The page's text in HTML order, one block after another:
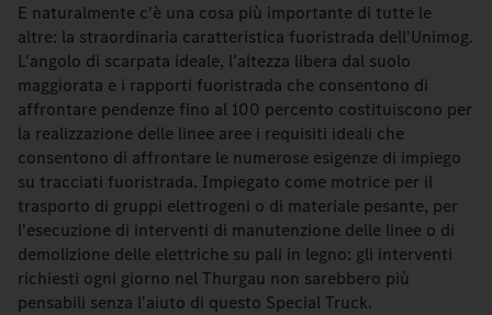
E naturalmente c'è una cosa più importante di tutte le
altre: la straordinaria caratteristica fuoristrada dell'Unimog.
L'angolo di scarpata ideale, l'altezza libera dal suolo
maggiorata e i rapporti fuoristrada che consentono di
affrontare pendenze fino al 100 percento costituiscono per
la realizzazione delle linee aree i requisiti ideali che
consentono di affrontare le numerose esigenze di impiego
su tracciati fuoristrada. Impiegato come motrice per il
trasporto di gruppi elettrogeni o di materiale pesante, per
l'esecuzione di interventi di manutenzione delle linee o di
demolizione delle elettriche su pali in legno: gli interventi
richiesti ogni giorno nel Thurgau non sarebbero più
pensabili senza l'aiuto di questo Special Truck.